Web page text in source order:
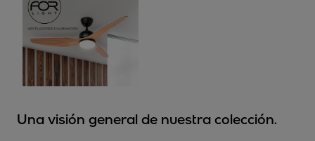
Una visión general de nuestra colección.